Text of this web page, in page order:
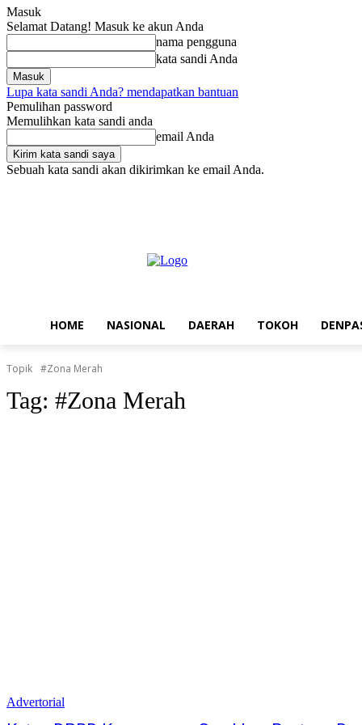
Masuk
Selamat Datang! Masuk ke akun Anda
nama pengguna
kata sandi Anda
Lupa kata sandi Anda? mendapatkan bantuan
Pemulihan password
Memulihkan kata sandi anda
email Anda
Sebuah kata sandi akan dikirimkan ke email Anda.
HOME NASIONAL DAERAH TOKOH
Topik #Zona Merah
Tag: #Zona Merah
Advertorial